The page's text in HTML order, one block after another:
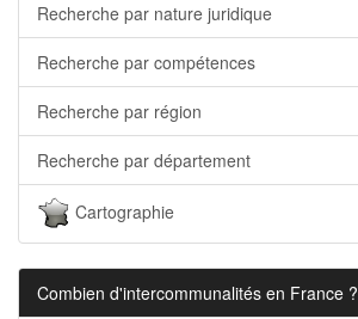
Recherche par nature juridique
Recherche par compétences
Recherche par région
Recherche par département
Cartographie
Combien d'intercommunalités en France ?